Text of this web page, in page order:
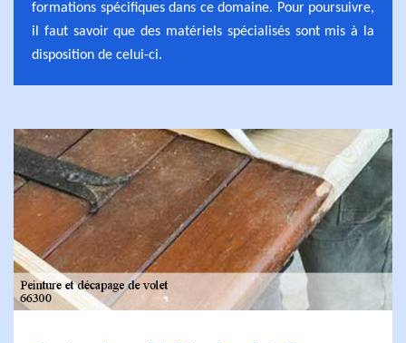
formations spécifiques dans ce domaine. Pour poursuivre,
il faut savoir que des matériels spécialisés sont mis à la
disposition de celui-ci.